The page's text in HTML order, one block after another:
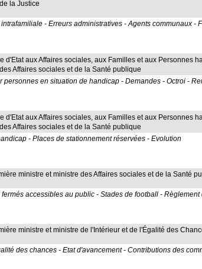
la Justice
- Erreurs administratives - Agents communaux -
d'Etat aux Affaires sociales, aux Familles et aux Personnes
Affaires sociales et de la Santé publique
personnes en situation de handicap - Demandes - Octroi -
d'Etat aux Affaires sociales, aux Familles et aux Personnes
Affaires sociales et de la Santé publique
- Places de stationnement réservées - Evolution
ministre et ministre des Affaires sociales et de la Santé
accessibles au public - Stades de football -
ministre et ministre de l'Intérieur et de l'Égalité des
des chances - Etat d'avancement - Contributions des